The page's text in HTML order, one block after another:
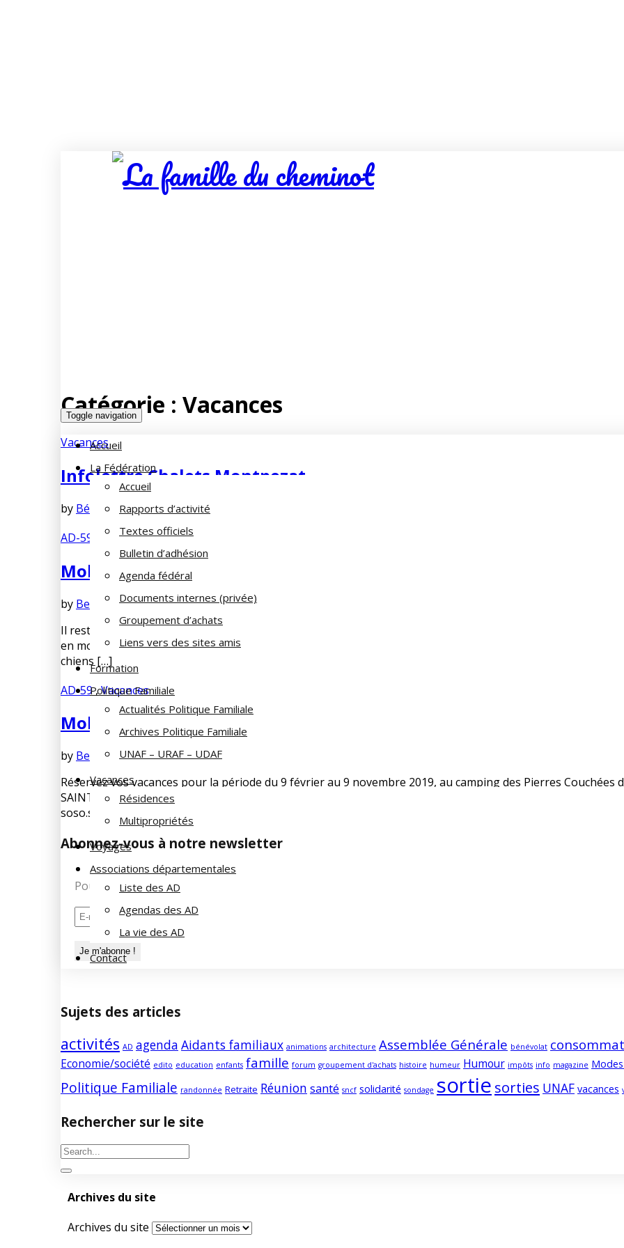
Toggle navigation
Accueil
La Fédération
Accueil
Rapports d’activité
Textes officiels
Bulletin d’adhésion
Agenda fédéral
Documents internes (privée)
Groupement d’achats
Liens vers des sites amis
Formation
Politique Familiale
Actualités Politique Familiale
Archives Politique Familiale
UNAF – URAF – UDAF
Vacances
Résidences
Multipropriétés
Voyages
Associations départementales
Liste des AD
Agendas des AD
La vie des AD
Contact
Catégorie : Vacances
Vacances
Infolettre Chalets Montpezat
by Béatrice décembre 12, 2024
AD-59
La vie des AD,Vacances
Mobil-home de la Section de LILLE, en camping 4 étoiles, sur la côte
by Bernard SOORBEEKjuillet 12, 2021
Il reste des semaines de location disponibles à partir du 28 août 2021 pour tout adhérent de la Famille du
en mobil-home 4/6 personnes Au camping SIBLU 4* des Pierres couchées, à SAINT BREVIN LES PINS De
chiens […]
AD-59,Vacances
Mobil-home de la Section de LILLE, sur la côte Atlantique, en
by Bernard SOORBEEKmai 8, 2019
Réservez vos vacances pour la période du 9 février au 9 novembre 2019, au camping des Pierres Couchées
SAINT-BREVIN-LES-PINS (44) Inscription auprès de la FAMILLE DU CHEMINOT – Section de LILLE, à Solange
soso.soorbeek@hotmail.fr Tarif de 250 € […]
Abonnez-vous à notre newsletter
Pour recevoir les dernières infos de la Famille du Cheminot, abonnez-vous à notre newsletter et rejoignez
Sujets des articles
activités AD agenda Aidants familiaux animations architecture Assemblée Générale bénévolat
Economie/société edito education enfants famille forum groupement d'achats histoire humeur Humour impôts info magazine
Politique Familiale randonnée Retraite Réunion santé sncf solidarité sondage sortie sorties UNAF vacances
Rechercher sur le site
Archives du site
Archives du site